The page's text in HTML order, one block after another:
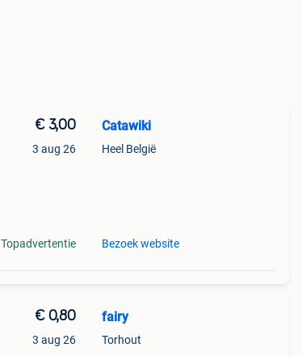
€ 3,00
3 aug 26
Topadvertentie
Catawiki
Heel België
Bezoek website
€ 0,80
3 aug 26
fairy
Torhout